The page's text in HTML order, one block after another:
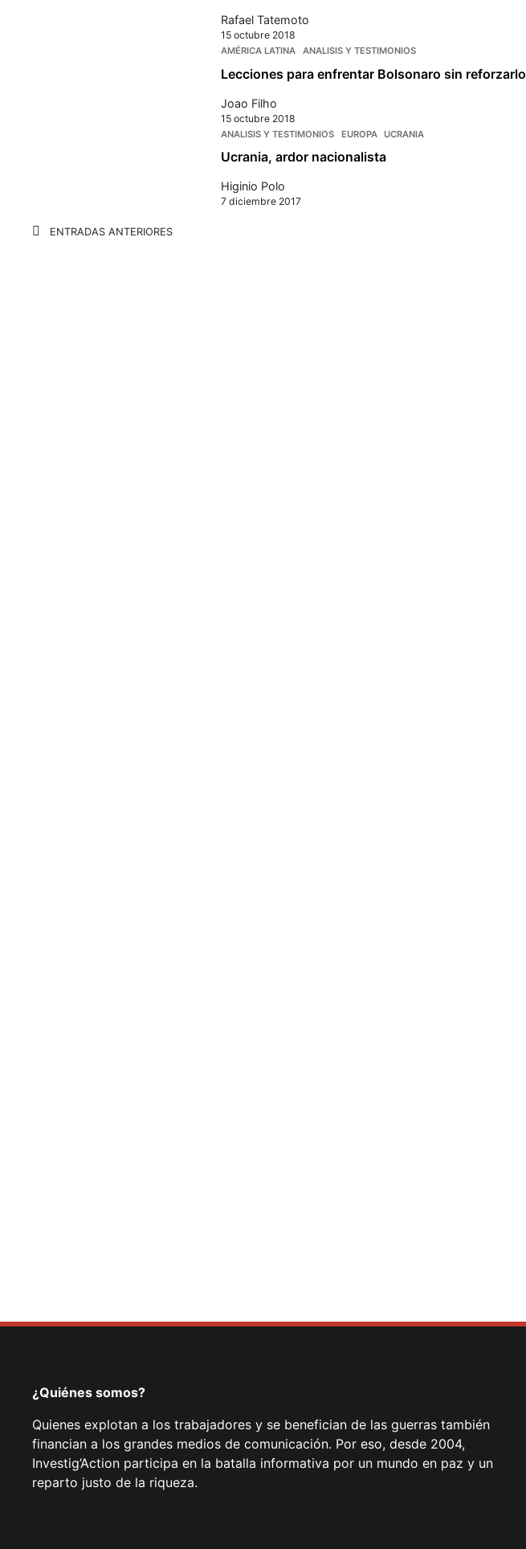
Rafael Tatemoto
15 octubre 2018
AMÉRICA LATINA ANALISIS Y TESTIMONIOS
Lecciones para enfrentar Bolsonaro sin reforzarlo
Joao Filho
15 octubre 2018
ANALISIS Y TESTIMONIOS EUROPA UCRANIA
Ucrania, ardor nacionalista
Higinio Polo
7 diciembre 2017
Navegación
ENTRADAS ANTERIORES
¿Quiénes somos?
Quienes explotan a los trabajadores y se benefician de las guerras también
financian a los grandes medios de comunicación. Por eso, desde 2004,
Investig’Action participa en la batalla informativa por un mundo en paz y un
reparto justo de la riqueza.